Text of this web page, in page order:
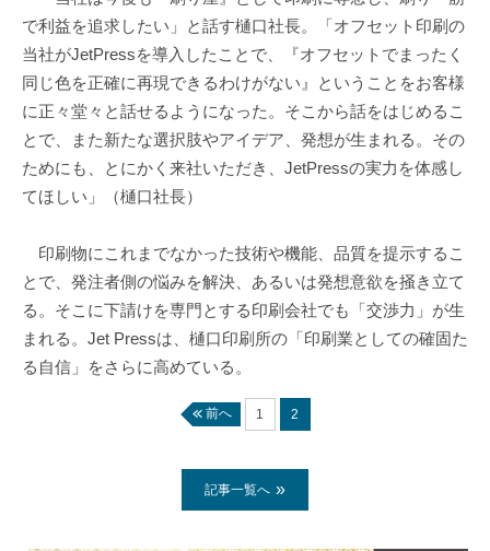
で利益を追求したい」と話す樋口社長。「オフセット印刷の
当社がJetPressを導入したことで、『オフセットでまったく
同じ色を正確に再現できるわけがない』ということをお客様
に正々堂々と話せるようになった。そこから話をはじめるこ
とで、また新たな選択肢やアイデア、発想が生まれる。その
ためにも、とにかく来社いただき、JetPressの実力を体感し
てほしい」（樋口社長）
印刷物にこれまでなかった技術や機能、品質を提示するこ
とで、発注者側の悩みを解決、あるいは発想意欲を掻き立て
る。そこに下請けを専門とする印刷会社でも「交渉力」が生
まれる。Jet Pressは、樋口印刷所の「印刷業としての確固た
る自信」をさらに高めている。
前へ 1 2
記事一覧へ